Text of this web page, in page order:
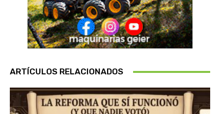
ARTÍCULOS RELACIONADOS